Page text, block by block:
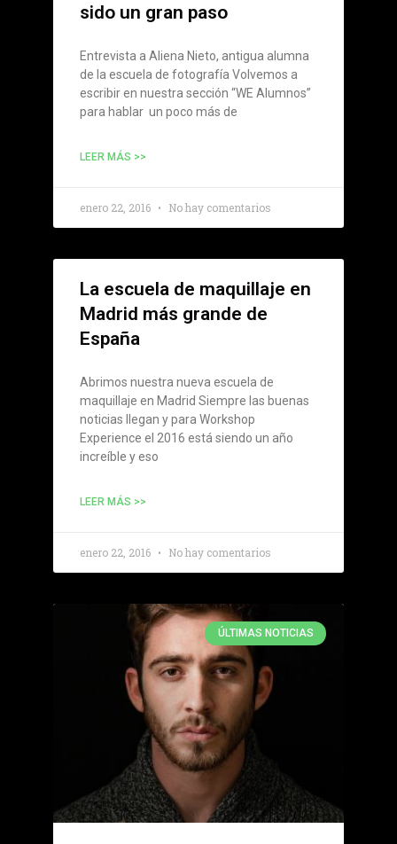
sido un gran paso
Entrevista a Aliena Nieto, antigua alumna
de la escuela de fotografía Volvemos a
escribir en nuestra sección “WE Alumnos”
para hablar un poco más de
LEER MÁS >>
enero 22, 2016 No hay comentarios
La escuela de maquillaje en
Madrid más grande de
España
Abrimos nuestra nueva escuela de
maquillaje en Madrid Siempre las buenas
noticias llegan y para Workshop
Experience el 2016 está siendo un año
increíble y eso
LEER MÁS >>
enero 22, 2016 No hay comentarios
ÚLTIMAS NOTICIAS